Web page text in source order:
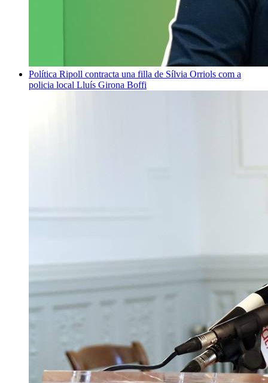
Política Ripoll contracta una filla de Sílvia Orriols com a
policia local Lluís Girona Boffi